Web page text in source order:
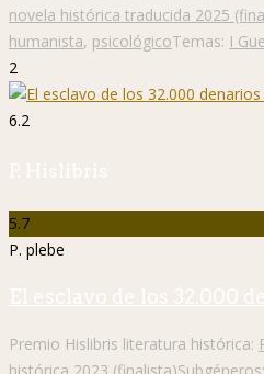
novela histórica traducida 2025
humanista, psicológicoTemas: I
2
6.2
P. Hislibris
5.7
P. plebe
El esclavo de los 32.000
Premio Hislibris literatura histórica: